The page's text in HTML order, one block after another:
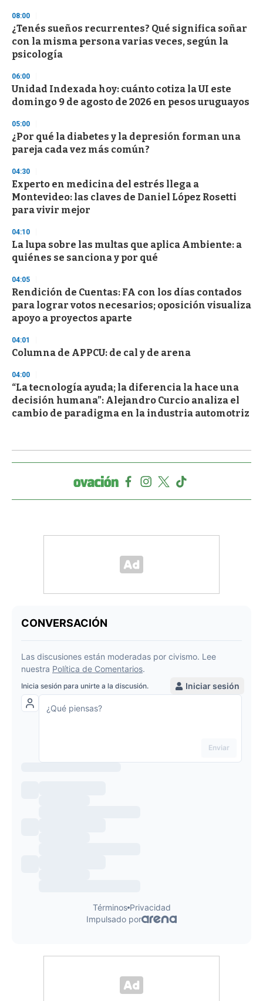
d
s
o
f
3
s
e
c
o
d
08:00
¿Tenés sueños recurrentes? Qué significa soñar
con la misma persona varias veces, según la
psicología
06:00
Unidad Indexada hoy: cuánto cotiza la UI este
domingo 9 de agosto de 2026 en pesos uruguayos
05:00
¿Por qué la diabetes y la depresión forman una
pareja cada vez más común?
04:30
Experto en medicina del estrés llega a
Montevideo: las claves de Daniel López Rosetti
para vivir mejor
04:10
La lupa sobre las multas que aplica Ambiente: a
quiénes se sanciona y por qué
04:05
Rendición de Cuentas: FA con los días contados
para lograr votos necesarios; oposición visualiza
apoyo a proyectos aparte
04:01
Columna de APPCU: de cal y de arena
04:00
“La tecnología ayuda; la diferencia la hace una
decisión humana”: Alejandro Curcio analiza el
cambio de paradigma en la industria automotriz